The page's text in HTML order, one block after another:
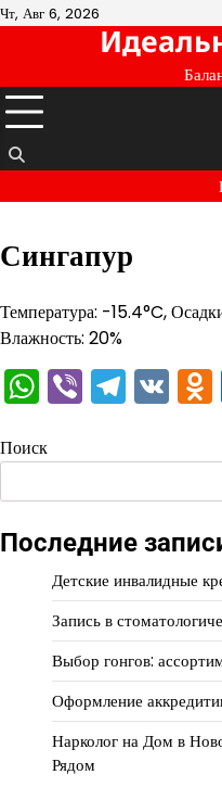
Перейти
Чт, Авг 6, 2026
Сингапур
Температура: -15.4°C,
Влажность: 20%
WhatsApp
ViberVK
Поиск
Последние
Детские инвалидные
Запись в
Выбор гонгов:
Оформление
Нарколог на Дом в
Рядом